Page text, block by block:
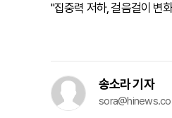
"집중력 저하, 걸음걸이 변
송소라 기자